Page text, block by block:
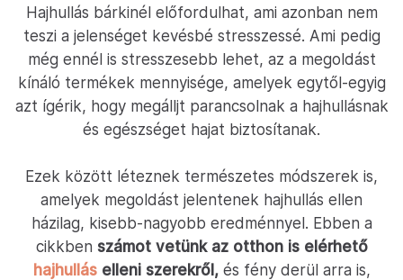
Hajhullás bárkinél előfordulhat, ami azonban nem
teszi a jelenséget kevésbé stresszessé. Ami pedig
még ennél is stresszesebb lehet, az a megoldást
kínáló termékek mennyisége, amelyek egytől-egyig
azt ígérik, hogy megálljt parancsolnak a hajhullásnak
és egészséget hajat biztosítanak.
Ezek között léteznek természetes módszerek is,
amelyek megoldást jelentenek hajhullás ellen
házilag, kisebb-nagyobb eredménnyel. Ebben a
cikkben számot vetünk az otthon is elérhető
hajhullás elleni szerekről, és fény derül arra is,